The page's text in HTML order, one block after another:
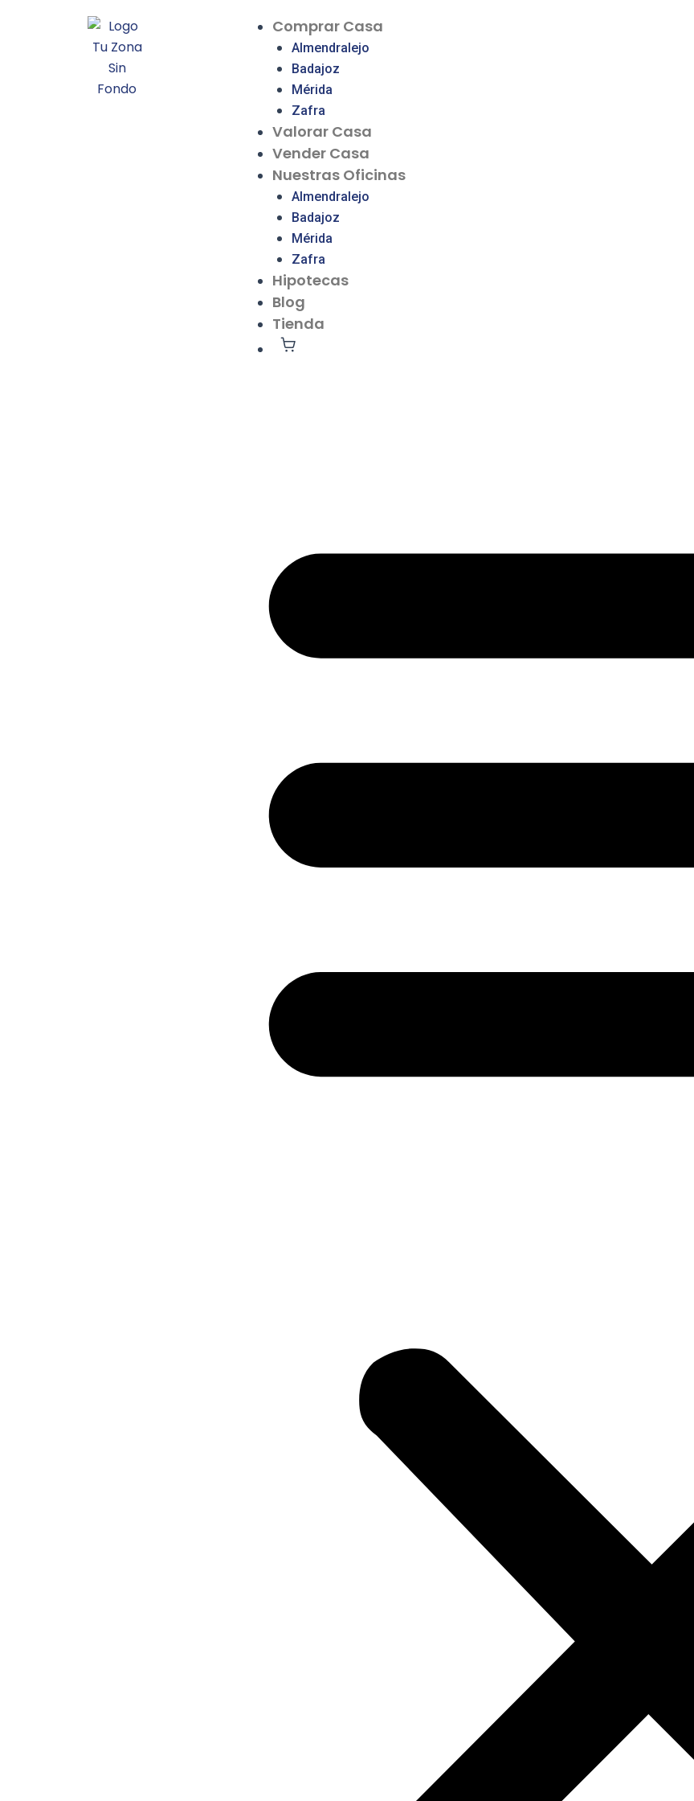
Comprar Casa
Almendralejo
Badajoz
Mérida
Zafra
Valorar Casa
Vender Casa
Nuestras Oficinas
Almendralejo
Badajoz
Mérida
Zafra
Hipotecas
Blog
Tienda